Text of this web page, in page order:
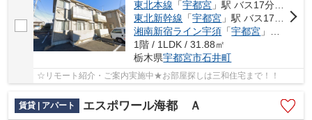
東北本線 「宇都宮 」駅 バス17分 「こえご」 停歩8分
東北新幹線 「宇都宮 」駅 バス17分 「こえご」 停歩8分
湘南新宿ライン宇須 「宇都宮 」駅 バス17分 「こえご」 停歩8分
1階 / 1LDK / 31.88㎡
栃木県宇都宮市石井町
☆リモート紹介・ご案内実施中★お部屋探しは三和住宅まで！！
賃貸 | アパート エスポワール海都 Ａ